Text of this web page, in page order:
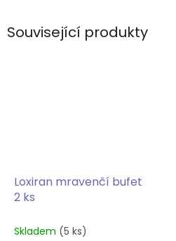
Související produkty
Loxiran mravenčí bufet
2 ks
Skladem (5 ks)